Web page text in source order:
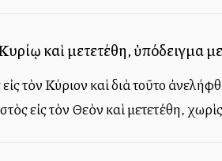
καὶ μετετέθη, ὑπόδειγμα
τὸν Κύριον καὶ διὰ τοῦτο
εἰς τὸν Θεὸν καὶ μετετέθη,